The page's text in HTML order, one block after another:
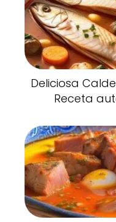
Deliciosa
Receta